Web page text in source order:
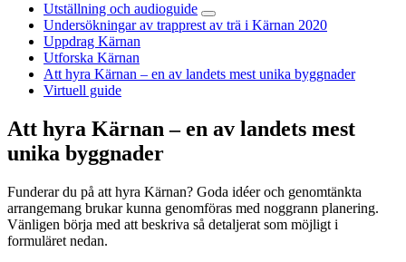
Utställning och audioguide
Undersökningar av trapprest av trä i Kärnan 2020
Uppdrag Kärnan
Utforska Kärnan
Att hyra Kärnan – en av landets mest unika byggnader
Virtuell guide
Att hyra Kärnan – en av landets mest
unika byggnader
Funderar du på att hyra Kärnan? Goda idéer och genomtänkta
arrangemang brukar kunna genomföras med noggrann planering.
Vänligen börja med att beskriva så detaljerat som möjligt i
formuläret nedan.